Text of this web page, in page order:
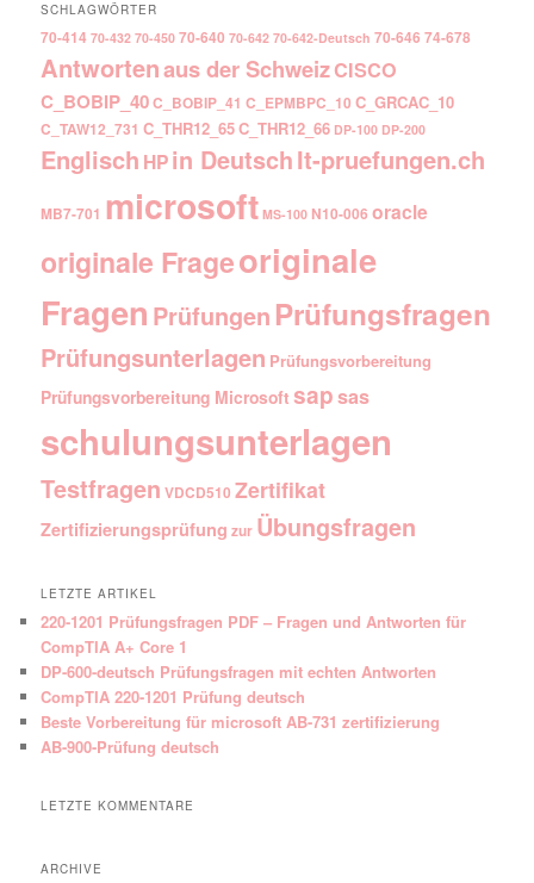
SCHLAGWÖRTER
70-414 70-432 70-450 70-640 70-642 70-642-Deutsch 70-646 74-678
Antwortenaus der SchweizCISCO
C_BOBIP_40C_BOBIP_41 C_EPMBPC_10 C_GRCAC_10
C_TAW12_731 C_THR12_65C_THR12_66 DP-100 DP-200
Englisch HPin DeutschIt-pruefungen.ch
MB7-701 microsoft MS-100 N10-006 oracle
originale Frageoriginale
Fragen Prüfungen Prüfungsfragen
Prüfungsunterlagen Prüfungsvorbereitung
Prüfungsvorbereitung Microsoft sapsas
schulungsunterlagen
Testfragen VDCD510 Zertifikat
Zertifizierungsprüfung zur Übungsfragen
LETZTE ARTIKEL
220-1201 Prüfungsfragen PDF – Fragen und Antworten für
CompTIA A+ Core 1
DP-600-deutsch Prüfungsfragen mit echten Antworten
CompTIA 220-1201 Prüfung deutsch
Beste Vorbereitung für microsoft AB-731 zertifizierung
AB-900-Prüfung deutsch
LETZTE KOMMENTARE
ARCHIVE